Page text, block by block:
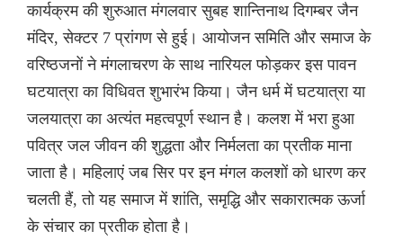
कार्यक्रम की शुरुआत मंगलवार सुबह शान्तिनाथ दिगम्बर जैन
मंदिर, सेक्टर 7 प्रांगण से हुई। आयोजन समिति और समाज के
वरिष्ठजनों ने मंगलाचरण के साथ नारियल फोड़कर इस पावन
घटयात्रा का विधिवत शुभारंभ किया। जैन धर्म में घटयात्रा या
जलयात्रा का अत्यंत महत्वपूर्ण स्थान है। कलश में भरा हुआ
पवित्र जल जीवन की शुद्धता और निर्मलता का प्रतीक माना
जाता है। महिलाएं जब सिर पर इन मंगल कलशों को धारण कर
चलती हैं, तो यह समाज में शांति, समृद्धि और सकारात्मक ऊर्जा
के संचार का प्रतीक होता है।